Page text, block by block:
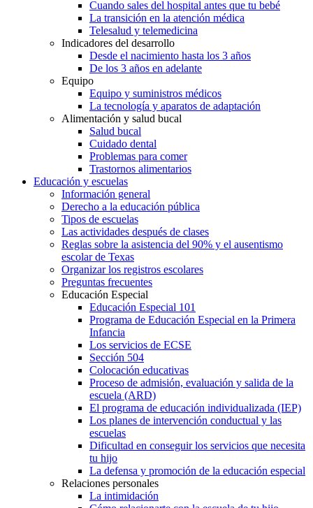
Cuando sales del hospital antes que tu bebé
La transición en la atención médica
Telesalud y telemedicina
Indicadores del desarrollo
Desde el nacimiento hasta los 3 años
De los 3 años en adelante
Equipo
Equipo y suministros médicos
La tecnología y aparatos de adaptación
Alimentación y salud bucal
Salud bucal
Cuidado dental
Problemas para comer
Trastornos alimentarios
Educación y escuelas
Información general
Derecho a la educación pública
Tipos de escuelas
Las actividades después de clases
Reglas sobre la asistencia del 90% y el ausentismo
escolar de Texas
Organizar los registros escolares
Preguntas frecuentes
Educación Especial
Educación Especial 101
Programa de Educación Especial en la Primera
Infancia
Los servicios de ECSE
Sección 504
Colocación educativas
Proceso de admisión, evaluación y salida de la
escuela (ARD)
El programa de educación individualizada (IEP)
Los planes de intervención conductual y las
escuelas
Dificultad en conseguir los servicios que necesita
tu hijo
La defensa y promoción de la educación especial
Relaciones personales
La intimidación